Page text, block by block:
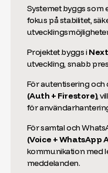
Systemet byggs som
fokus på stabilitet,
Projektet byggs i
utveckling, snabb
För autentisering
(Auth + Firestore),
för
För samtal och
(Voice + WhatsApp
kommunikation med
meddelanden.